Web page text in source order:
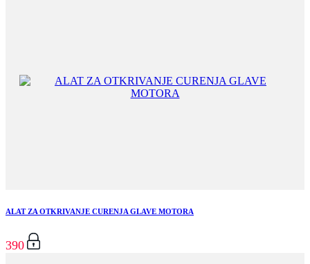
ALAT ZA OTKRIVANJE CURENJA GLAVE MOTORA
390